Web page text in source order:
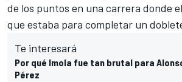
de los puntos en una carrera donde
que estaba para completar un
Te interesará
Por qué Imola fue tan brutal para
Pérez